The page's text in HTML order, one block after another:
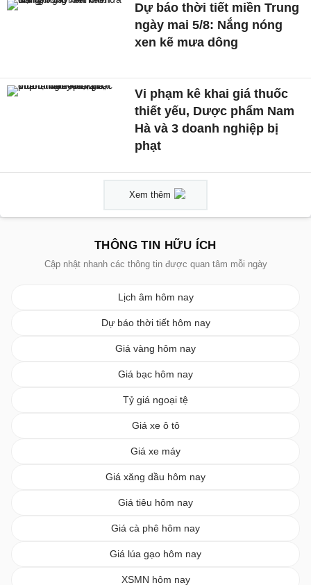
Dự báo thời tiết miền Trung
ngày mai 5/8: Nắng nóng
xen kẽ mưa dông
Vi phạm kê khai giá thuốc
thiết yếu, Dược phẩm Nam
Hà và 3 doanh nghiệp bị
phạt
Xem thêm
THÔNG TIN HỮU ÍCH
Cập nhật nhanh các thông tin được quan tâm mỗi ngày
Lịch âm hôm nay
Dự báo thời tiết hôm nay
Giá vàng hôm nay
Giá bạc hôm nay
Tỷ giá ngoại tệ
Giá xe ô tô
Giá xe máy
Giá xăng dầu hôm nay
Giá tiêu hôm nay
Giá cà phê hôm nay
Giá lúa gạo hôm nay
XSMN hôm nay